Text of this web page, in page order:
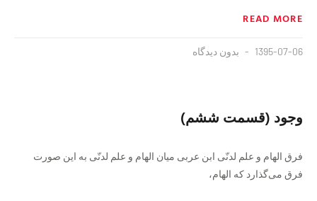
READ MORE
1395-07-06 بدون دیدگاه
وجود (قسمت ششم)
فرق الهام و علم لدنّى ابن عربى ميان الهام و علم لدنّى به اين صورت
فرق مى‌‏گذارد كه الهام،